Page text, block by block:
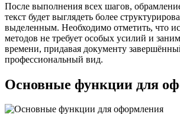
После выполнения всех шагов,
текст будет выглядеть более
выделенным. Необходимо отметить, что
методов не требует особых усилий и
времени, придавая документу
профессиональный вид.
Основные функции для